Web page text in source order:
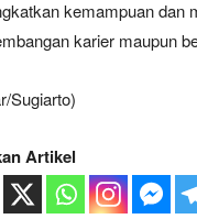
kemampuan dan
karier maupun
Sugiarto)
Artikel